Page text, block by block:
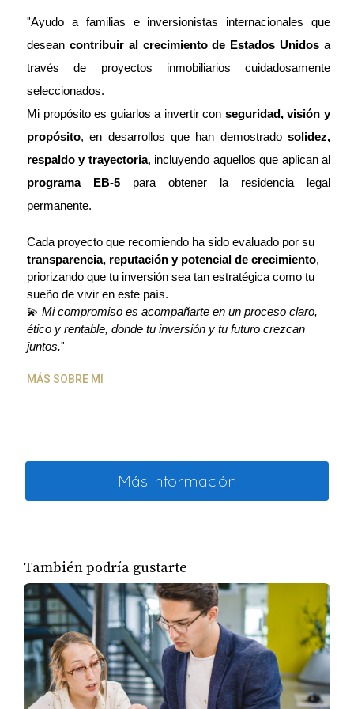
de tres habitaciones, una o dos plantas con
hermosos jardines y algo muy importante,
contactándome puedo lograr para ti los mejores
incentivos para ahorrar en los gastos que se
generan por la compra de una vivienda.
Disfrutare invertir en calidad de vida siempre
debe ser una prioridad.
"Ayudo a familias e inversionistas internacionales que
desean contribuir al crecimiento de Estados Unidos a
través de proyectos inmobiliarios cuidadosamente
seleccionados.
Mi propósito es guiarlos a invertir con seguridad, visión y
propósito, en desarrollos que han demostrado solidez,
respaldo y trayectoria
programa EB-5 para obtener la residencia legal
permanente.
transparencia, reputación y potencial de crecimiento,
priorizando que tu inversión sea tan estratégica como tu
sueño de vivir en este país.
💫 Mi compromiso es acompañarte en un proceso claro,
ético y rentable, donde tu inversión y tu futuro crezcan
juntos."
MÁS SOBRE MI
Más información
También podría gustarte